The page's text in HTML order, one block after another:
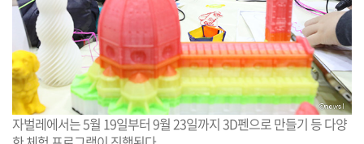
자벌레에서는 5월 19일부터 9월 23일까지 3D펜으로 만들기 등 다양